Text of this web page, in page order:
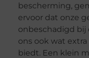
bescherming,
ervoor dat onze
onbeschadigd bij
ons ook wat
biedt. Een klein